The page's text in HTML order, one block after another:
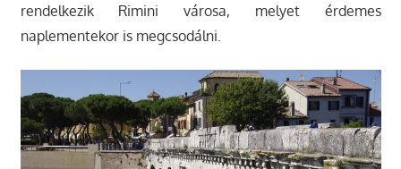
rendelkezik Rimini városa, melyet érdemes
naplementekor is megcsodálni.